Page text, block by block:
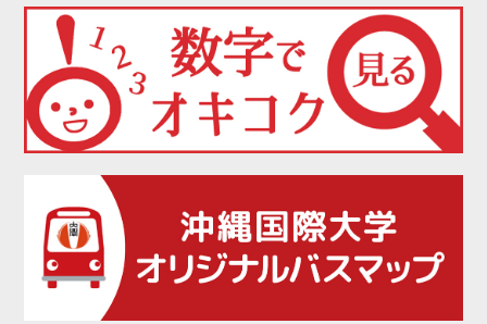
2021年07月
2021年06月
2021年05月
2021年04月
2021年02月
2021年01月
2020年12月
2020年11月